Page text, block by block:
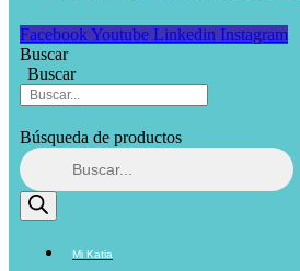
Facebook Youtube Linkedin Instagram
Buscar
Buscar
Búsqueda de productos
Mi Katia